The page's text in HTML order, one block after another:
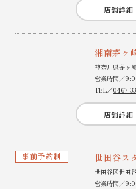
店舗詳細
湘南茅ヶ
神奈川県茅ヶ
営業時間／
TEL／0467-
店舗詳細
事前予約制 世田谷ス
世田谷区世田
営業時間／